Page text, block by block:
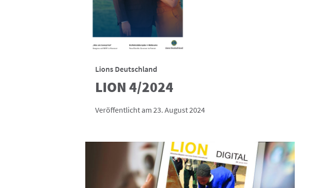
Lions Deutschland
LION 4/2024
Veröffentlicht am 23. August 2024